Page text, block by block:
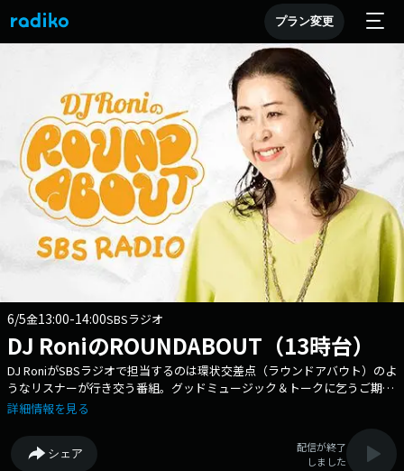
プラン変更
6/5金13:00-14:00SBSラジオ
DJ RoniのROUNDABOUT（13時台）
DJ RoniがSBSラジオで担当するのは環状交差点（ラウンドアバウト）のよ
うなリスナーが行き交う番組。グッドミュージック＆トークに乞うご期
待！
詳細情報を見る
シェア
配信が終了
しました